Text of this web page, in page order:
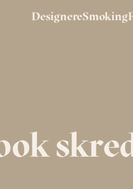
DesignereSmoking